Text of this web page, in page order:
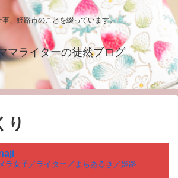
事、姫路市のことを綴っています。
マライターの徒然ブログ
り
ラ女子／ライター／まちあるき／姫路